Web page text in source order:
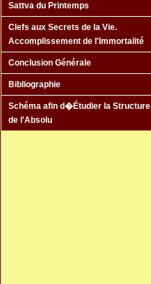
Sattva du Printemps
Clefs aux Secrets de la Vie.
Accomplissement de l'Immortalité
Conclusion Générale
Bibliographie
Schéma afin d�Étudier la Structure
de l'Absolu